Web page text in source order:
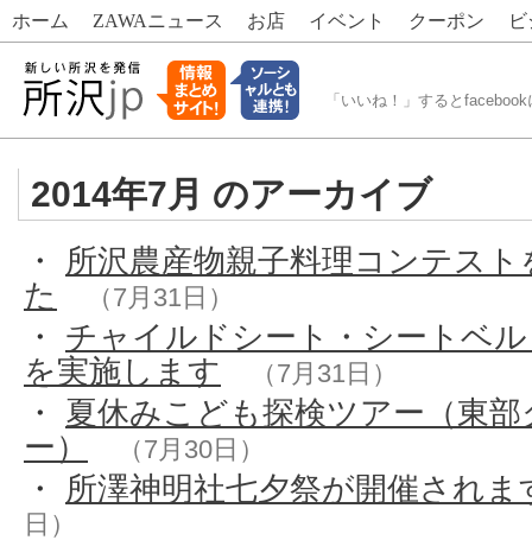
ホーム ZAWAニュース お店 イベント クーポン
「いいね！」すると
2014年7月 のアーカイブ
・ 所沢農産物親子料理コンテス
た
（7月31日）
・ チャイルドシート・シートベ
を実施します
（7月31日）
・ 夏休みこども探検ツアー（東
ー）
（7月30日）
・ 所澤神明社七夕祭が開催されま
日）